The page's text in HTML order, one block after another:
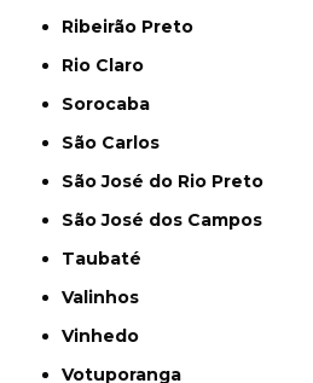
Ribeirão Preto
Rio Claro
Sorocaba
São Carlos
São José do Rio Preto
São José dos Campos
Taubaté
Valinhos
Vinhedo
Votuporanga